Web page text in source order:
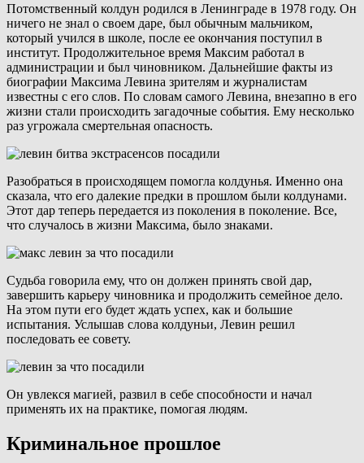
Потомственный колдун родился в Ленинграде в 1978 году. Он
ничего не знал о своем даре, был обычным мальчиком,
который учился в школе, после ее окончания поступил в
институт. Продолжительное время Максим работал в
администрации и был чиновником. Дальнейшие факты из
биографии Максима Левина зрителям и журналистам
известны с его слов. По словам самого Левина, внезапно в его
жизни стали происходить загадочные события. Ему несколько
раз угрожала смертельная опасность.
Разобраться в происходящем помогла колдунья. Именно она
сказала, что его далекие предки в прошлом были колдунами.
Этот дар теперь передается из поколения в поколение. Все,
что случалось в жизни Максима, было знаками.
Судьба говорила ему, что он должен принять свой дар,
завершить карьеру чиновника и продолжить семейное дело.
На этом пути его будет ждать успех, как и большие
испытания. Услышав слова колдуньи, Левин решил
последовать ее совету.
Он увлекся магией, развил в себе способности и начал
применять их на практике, помогая людям.
Криминальное прошлое